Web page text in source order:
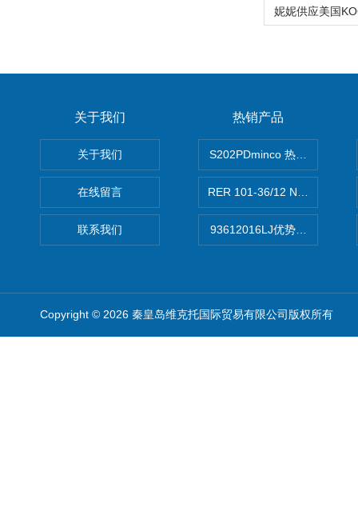
关于我们
关于我们
在线留言
联系我们
热销产品
S202PDminco 热电阻
RER 101-36/12 NHH离心
93612016LJ优势供应美国
Copyright © 2026 秦皇岛维克托国际贸易有限公司版权所有